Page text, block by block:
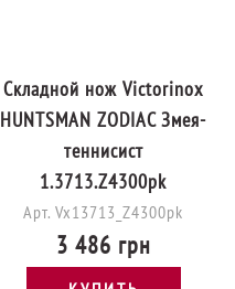
Складной нож Victorinox
HUNTSMAN ZODIAC Змея-
теннисист
1.3713.Z4300pk
Арт. Vx13713_Z4300pk
3 486 грн